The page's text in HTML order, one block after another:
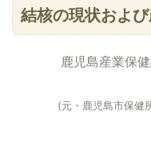
結核の現状およ
鹿児島産業保
(元・鹿児島市保健